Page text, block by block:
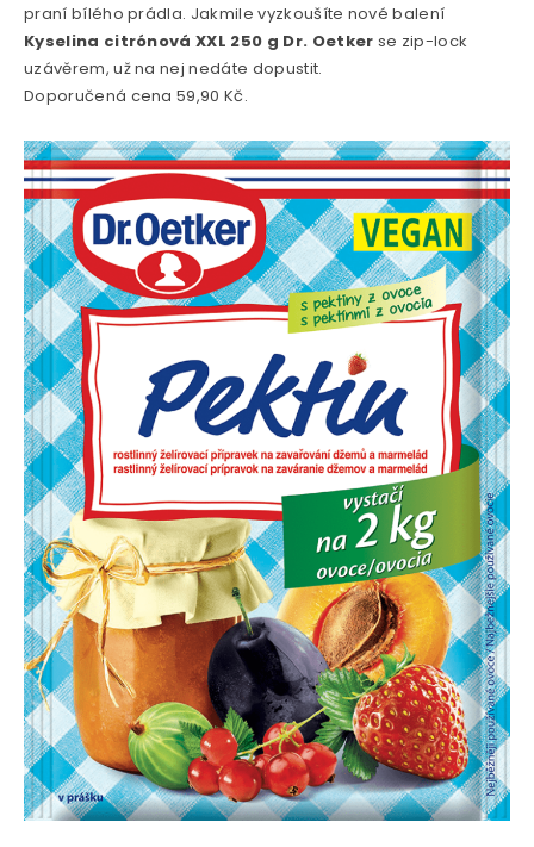
praní bílého prádla. Jakmile vyzkoušíte nové balení
Kyselina citrónová XXL 250 g Dr. Oetker se zip-lock
uzávěrem, už na nej nedáte dopustit.
Doporučená cena 59,90 Kč.